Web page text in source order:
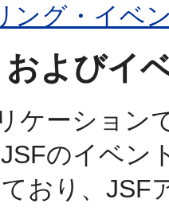
ング・イベ
よびイ
ケーション
のイベン
おり、JSF